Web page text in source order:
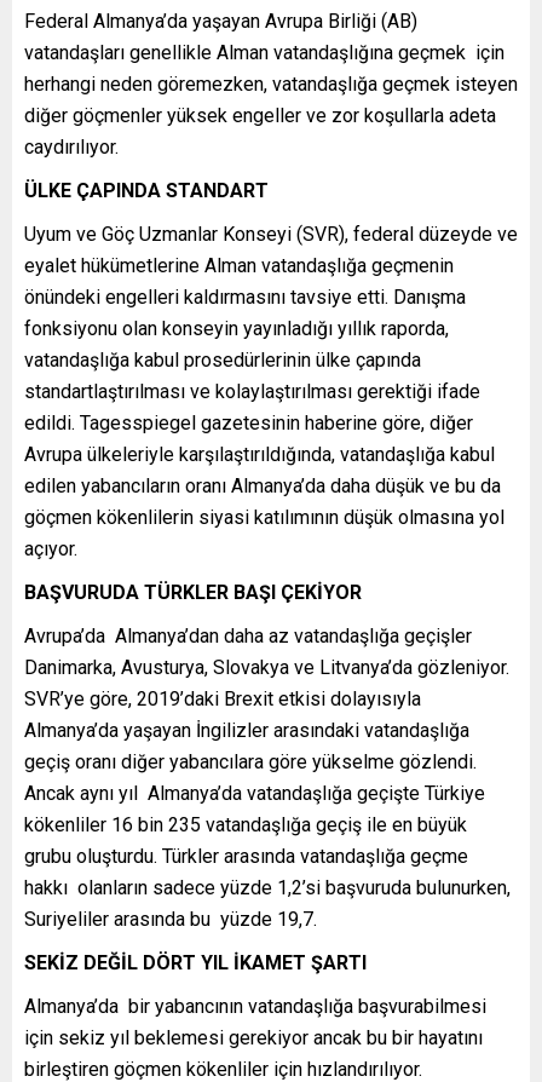
Federal Almanya’da yaşayan Avrupa Birliği (AB)
vatandaşları genellikle Alman vatandaşlığına geçmek için
herhangi neden göremezken, vatandaşlığa geçmek isteyen
diğer göçmenler yüksek engeller ve zor koşullarla adeta
caydırılıyor.
ÜLKE ÇAPINDA STANDART
Uyum ve Göç Uzmanlar Konseyi (SVR), federal düzeyde ve
eyalet hükümetlerine Alman vatandaşlığa geçmenin
önündeki engelleri kaldırmasını tavsiye etti. Danışma
fonksiyonu olan konseyin yayınladığı yıllık raporda,
vatandaşlığa kabul prosedürlerinin ülke çapında
standartlaştırılması ve kolaylaştırılması gerektiği ifade
edildi. Tagesspiegel gazetesinin haberine göre, diğer
Avrupa ülkeleriyle karşılaştırıldığında, vatandaşlığa kabul
edilen yabancıların oranı Almanya’da daha düşük ve bu da
göçmen kökenlilerin siyasi katılımının düşük olmasına yol
açıyor.
BAŞVURUDA TÜRKLER BAŞI ÇEKİYOR
Avrupa’da Almanya’dan daha az vatandaşlığa geçişler
Danimarka, Avusturya, Slovakya ve Litvanya’da gözleniyor.
SVR’ye göre, 2019’daki Brexit etkisi dolayısıyla
Almanya’da yaşayan İngilizler arasındaki vatandaşlığa
geçiş oranı diğer yabancılara göre yükselme gözlendi.
Ancak aynı yıl Almanya’da vatandaşlığa geçişte Türkiye
kökenliler 16 bin 235 vatandaşlığa geçiş ile en büyük
grubu oluşturdu. Türkler arasında vatandaşlığa geçme
hakkı olanların sadece yüzde 1,2’si başvuruda bulunurken,
Suriyeliler arasında bu yüzde 19,7.
SEKİZ DEĞİL DÖRT YIL İKAMET ŞARTI
Almanya’da bir yabancının vatandaşlığa başvurabilmesi
için sekiz yıl beklemesi gerekiyor ancak bu bir hayatını
birleştiren göçmen kökenliler için hızlandırılıyor.